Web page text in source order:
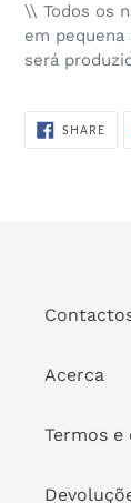
\\ Todos os
em pequena
será
SHARE
Acerca
Termos e